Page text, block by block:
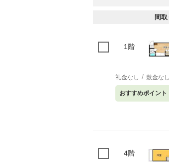
間取
1階
礼金なし 敷金なし
おすすめポイント
4階